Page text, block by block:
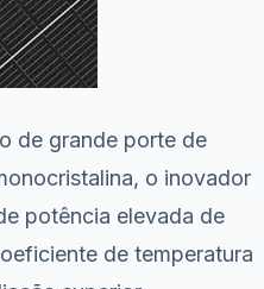
de grande porte de
o inovador
potência elevada de
de temperatura